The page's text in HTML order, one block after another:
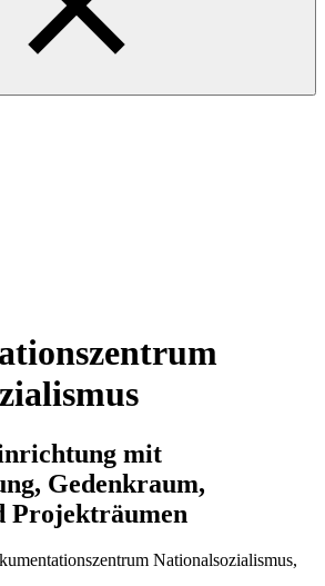
mit
Gedenkraum,
Projekträumen
Nationalsozialismus,